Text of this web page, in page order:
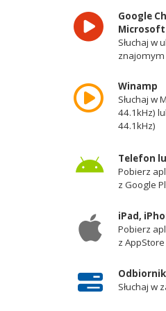
Google
Microsoft
Słuchaj w
znajomym
Winamp
Słuchaj w
44.1kHz)
44.1kHz)
Telefon
Pobierz
z Google
iPad,
Pobierz
z AppStore
Odbiornik
Słuchaj w